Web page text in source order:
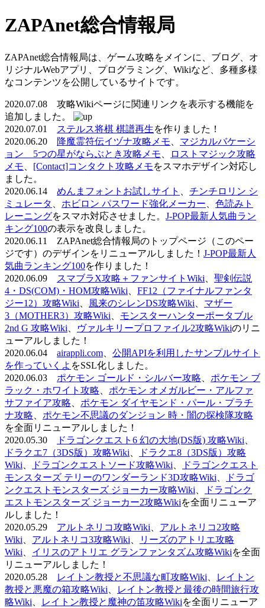
ZAPAnet総合情報局
ZAPAnet総合情報局は、ゲーム攻略をメインに、ブログ、オ
リジナルWebアプリ、プログラミング、Wikiなど、多種多様
なコンテンツを公開しているサイトです。
2020.07.08 攻略Wikiページに関連リンクを表示する機能を
追加しました。
2020.07.01
ステルス将棋 棋譜再生を作りました！
2020.06.20
降魔霊符伝イヅナ攻略メモ
マジカルバケーシ
ョン 5つの星がならぶとき攻略メモ
ロストマジック攻略
メモ
[Contact]コンタクト攻略メモをスマホデザイン対応し
ました。
2020.06.14 めんまフォントお試しサイト
チンチロリン シ
ミュレータ
ホビロン パスワード強化メーカー
色読みト
レーニングをスマホ対応させました。 J-POP最新人気曲ラン
キング100の表示を改良しました。
2020.06.11 ZAPAnet総合情報局のトップページ（このペー
ジです）のデザインをリニューアルしました！ J-POP最新人
気曲ランキング100を作りました！
2020.06.09
スマブラX攻略＋ファンサイトWiki
聖剣伝説
4・DS(COM)・HOM攻略Wiki
FF12（ファイナルファンタ
ジー12）攻略Wiki
風来のシレンDS攻略Wiki
マザー
3（MOTHER3）攻略Wiki
モンスターハンターポータブル
2nd G 攻略Wiki
ヴァルキリープロファイル2攻略Wikiのリニ
ューアルしました！
2020.06.04 airappli.com
公開APIを利用したサンプルサイト
を作っていくよ をSSL化しました。
2020.06.03 ポケモン ゴールド・シルバー攻略
ポケモン ブ
ラック・ホワイト攻略
ポケモン オメガルビー・アルファ
サファイア攻略
ポケモン ダイヤモンド・パール・プラチ
ナ攻略
ポケモン不思議のダンジョン 時・闇の探検隊攻略
を全面リニューアルしました！
2020.05.30
ドラゴンクエスト6 幻の大地(DS版) 攻略Wiki
ドラクエ7（3DS版）攻略Wiki
ドラクエ8（3DS版）攻略
Wiki
ドラゴンクエストソード攻略Wiki
ドラゴンクエスト
モンスターズ テリーのワンダーランド3D攻略Wiki
ドラゴ
ンクエストモンスターズ ジョーカー攻略Wiki
ドラゴンク
エストモンスターズ ジョーカー2攻略Wikiを全面リニューア
ルしました！
2020.05.29 アルトネリコ攻略Wiki
アルトネリコ2攻略
Wiki
アルトネリコ3攻略Wiki
リーズのアトリエ攻略
Wiki
イリスのアトリエ グランファンタズム攻略Wikiを全面
リニューアルしました！
2020.05.28
レイトン教授と不思議な町攻略Wiki
レイトン
教授と悪魔の箱攻略Wiki
レイトン教授と最後の時間旅行攻
略Wiki
レイトン教授と魔神の笛攻略Wikiを全面リニューア